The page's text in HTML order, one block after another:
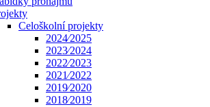
Celoškolní projekty
2024⁄2025
2023⁄2024
2022⁄2023
2021⁄2022
2019⁄2020
2018⁄2019